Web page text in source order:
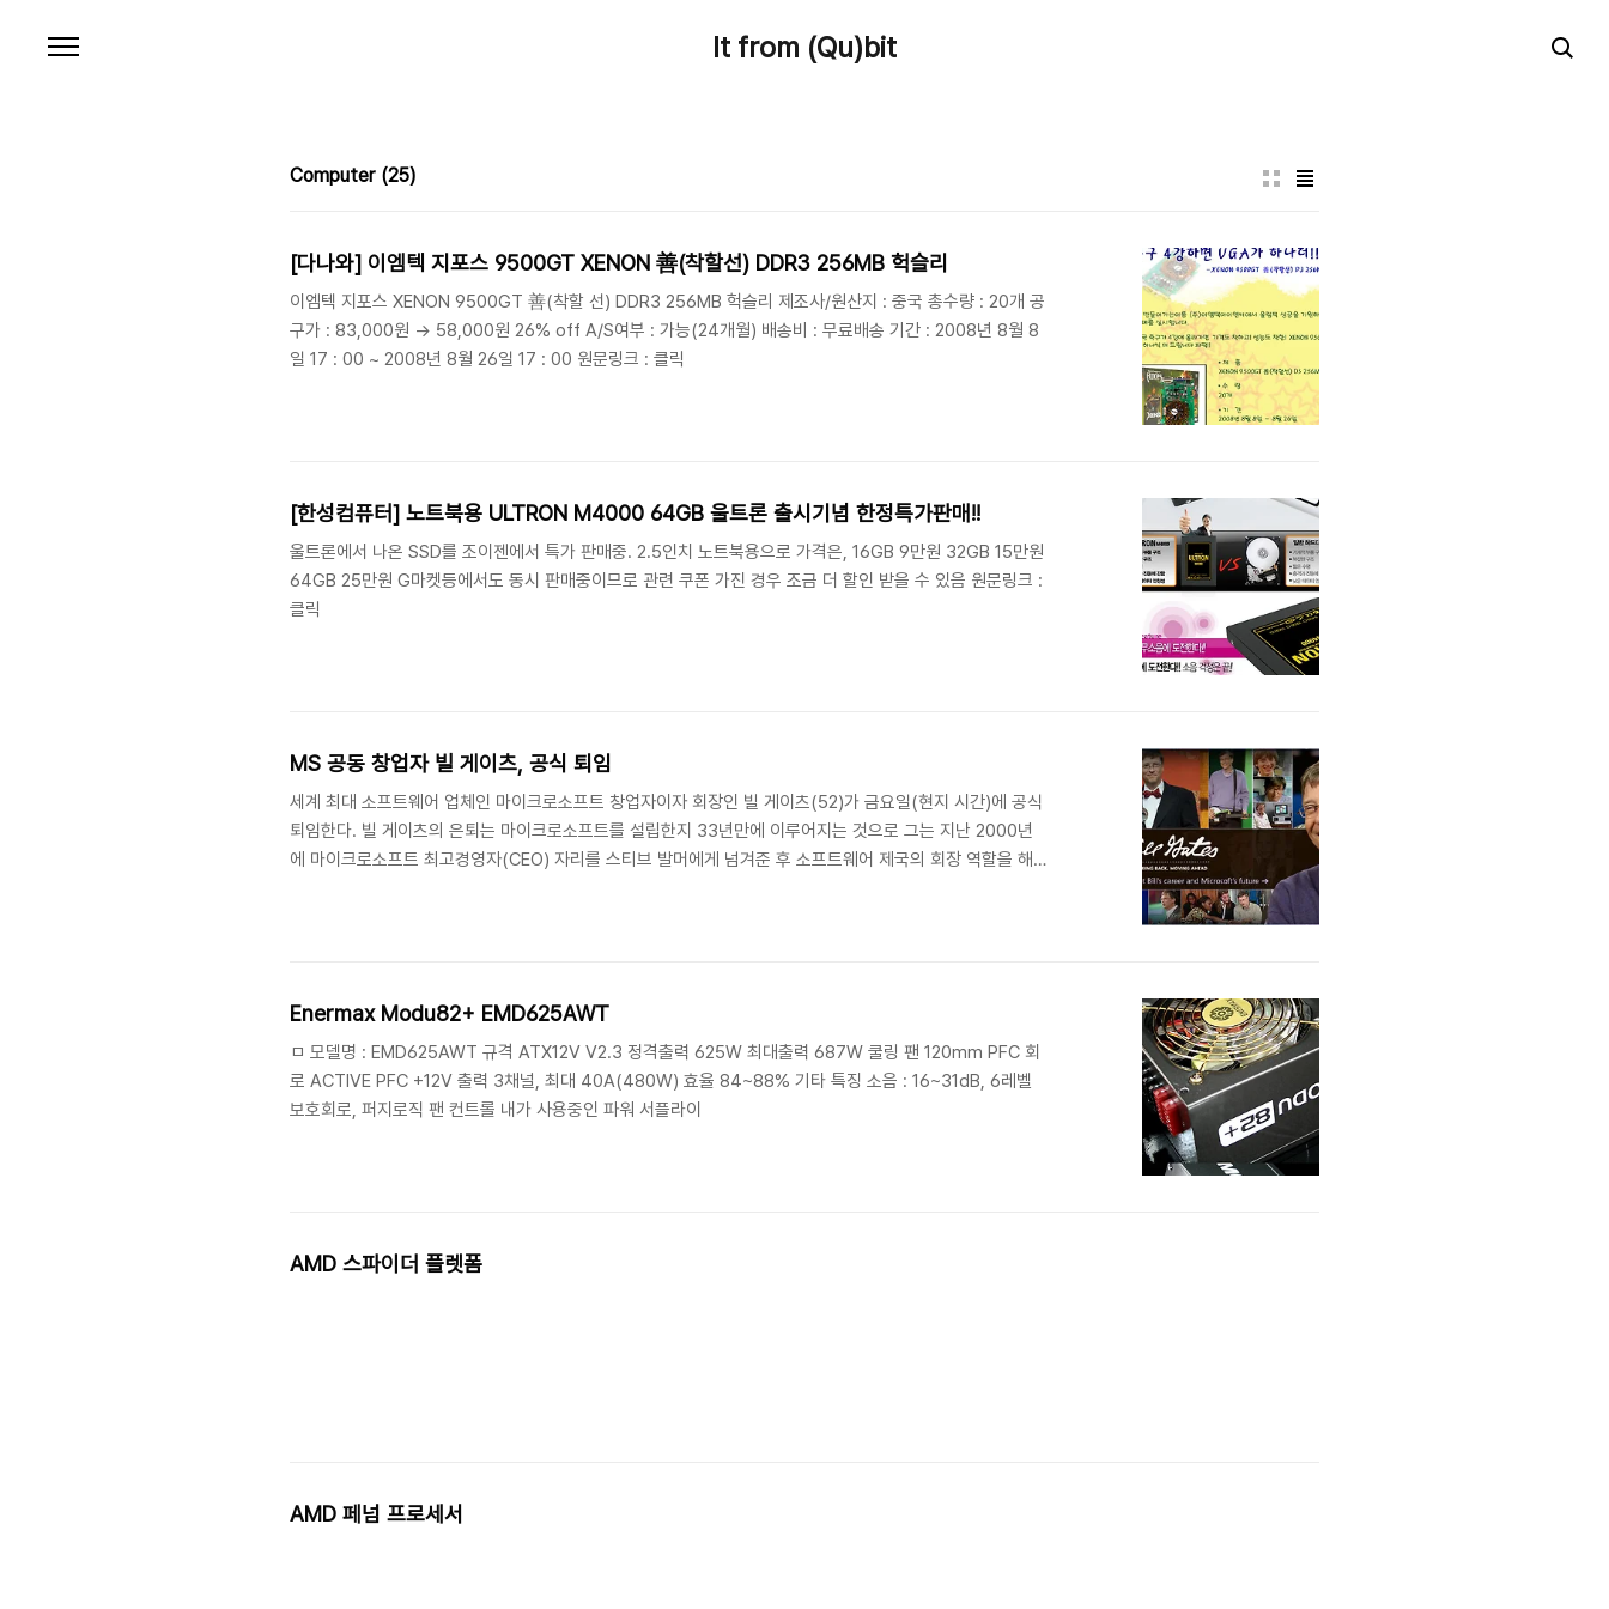
It from (Qu)bit
Computer (25)
[다나와] 이엠텍 지포스 9500GT XENON 善(착할선) DDR3 256MB 헉슬리
이엠텍 지포스 XENON 9500GT 善(착할 선) DDR3 256MB 헉슬리 제조사/원산지 : 중국 총수량 : 20개 공
구가 : 83,000원 → 58,000원 26% off A/S여부 : 가능(24개월) 배송비 : 무료배송 기간 : 2008년 8월 8
일 17 : 00 ~ 2008년 8월 26일 17 : 00 원문링크 : 클릭
[한성컴퓨터] 노트북용 ULTRON M4000 64GB 울트론 출시기념 한정특가판매!!
울트론에서 나온 SSD를 조이젠에서 특가 판매중. 2.5인치 노트북용으로 가격은, 16GB 9만원 32GB 15만원
64GB 25만원 G마켓등에서도 동시 판매중이므로 관련 쿠폰 가진 경우 조금 더 할인 받을 수 있음 원문링크 :
클릭
MS 공동 창업자 빌 게이츠, 공식 퇴임
세계 최대 소프트웨어 업체인 마이크로소프트 창업자이자 회장인 빌 게이츠(52)가 금요일(현지 시간)에 공식
퇴임한다. 빌 게이츠의 은퇴는 마이크로소프트를 설립한지 33년만에 이루어지는 것으로 그는 지난 2000년
에 마이크로소프트 최고경영자(CEO) 자리를 스티브 발머에게 넘겨준 후 소프트웨어 제국의 회장 역할을 해
Enermax Modu82+ EMD625AWT
ㅁ 모델명 : EMD625AWT 규격 ATX12V V2.3 정격출력 625W 최대출력 687W 쿨링 팬 120mm PFC 회
로 ACTIVE PFC +12V 출력 3채널, 최대 40A(480W) 효율 84~88% 기타 특징 소음 : 16~31dB, 6레벨
보호회로, 퍼지로직 팬 컨트롤 내가 사용중인 파워 서플라이
AMD 스파이더 플렛폼
AMD 페넘 프로세서